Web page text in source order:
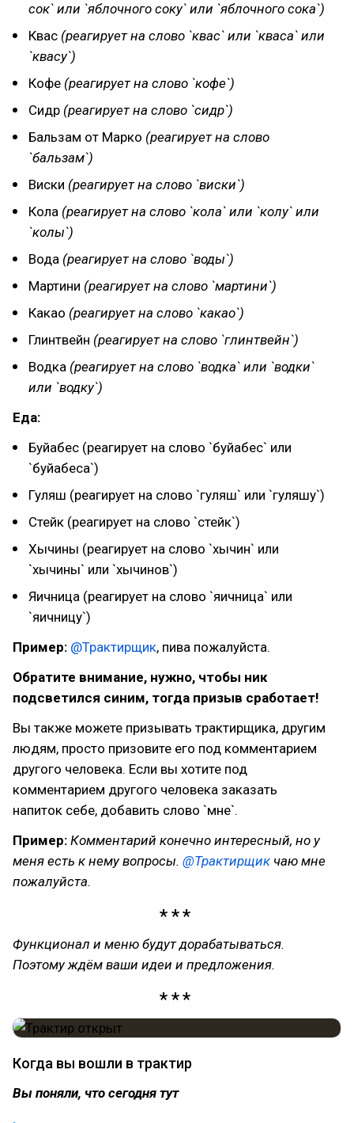
сок` или `яблочного соку` или `яблочного сока`)
Квас (реагирует на слово `квас` или `кваса` или
`квасу`)
Кофе (реагирует на слово `кофе`)
Сидр (реагирует на слово `сидр`)
Бальзам от Марко (реагирует на слово
`бальзам`)
Виски (реагирует на слово `виски`)
Кола (реагирует на слово `кола` или `колу` или
`колы`)
Вода (реагирует на слово `воды`)
Мартини (реагирует на слово `мартини`)
Какао (реагирует на слово `какао`)
Глинтвейн (реагирует на слово `глинтвейн`)
Водка (реагирует на слово `водка` или `водки`
или `водку`)
Еда:
Буйабес (реагирует на слово `буйабес` или
`буйабеса`)
Гуляш (реагирует на слово `гуляш` или `гуляшу`)
Стейк (реагирует на слово `стейк`)
Хычины (реагирует на слово `хычин` или
`хычины` или `хычинов`)
Яичница (реагирует на слово `яичница` или
`яичницу`)
Пример: @Трактирщик, пива пожалуйста.
Обратите внимание, нужно, чтобы ник
подсветился синим, тогда призыв сработает!
Вы также можете призывать трактирщика, другим
людям, просто призовите его под комментарием
другого человека. Если вы хотите под
комментарием другого человека заказать
напиток себе, добавить слово `мне`.
Пример: Комментарий конечно интересный, но у
меня есть к нему вопросы. @Трактирщик чаю мне
пожалуйста.
Функционал и меню будут дорабатываться.
Поэтому ждём ваши идеи и предложения.
Когда вы вошли в трактир
Вы поняли, что сегодня тут